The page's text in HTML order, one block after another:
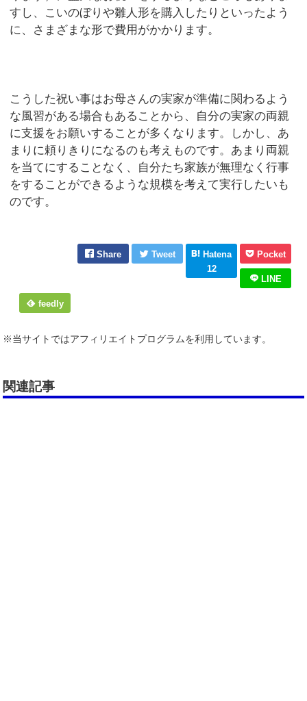
すし、こいのぼりや雛人形を購入したりといったよう
に、さまざまな形で費用がかかります。
こうした祝い事はお母さんの実家が準備に関わるよう
な風習がある場合もあることから、自分の実家の両親
に支援をお願いすることが多くなります。しかし、あ
まりに頼りきりになるのも考えものです。あまり両親
を当てにすることなく、自分たち家族が無理なく行事
をすることができるような規模を考えて実行したいも
のです。
Share Tweet
Hatena
12
Pocket
LINE
feedly
※当サイトではアフィリエイトプログラムを利用しています。
関連記事